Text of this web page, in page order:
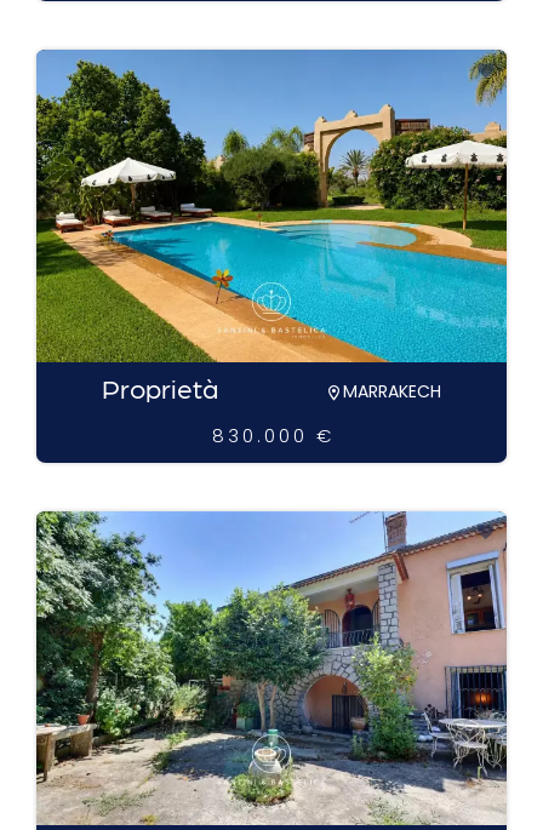
Proprietà MARRAKECH
830.000 €